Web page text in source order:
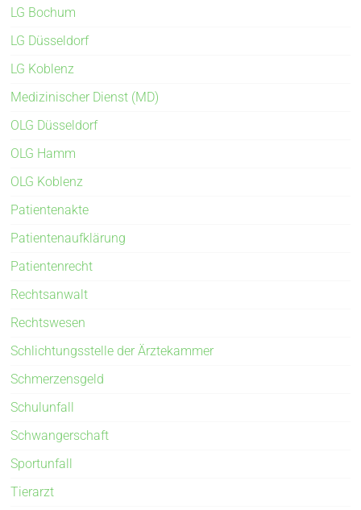
LG Bochum
LG Düsseldorf
LG Koblenz
Medizinischer Dienst (MD)
OLG Düsseldorf
OLG Hamm
OLG Koblenz
Patientenakte
Patientenaufklärung
Patientenrecht
Rechtsanwalt
Rechtswesen
Schlichtungsstelle der Ärztekammer
Schmerzensgeld
Schulunfall
Schwangerschaft
Sportunfall
Tierarzt